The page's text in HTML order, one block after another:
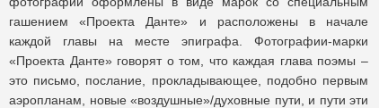
гашением «Проекта Данте» и расположены в начале
каждой главы на месте эпиграфа. Фотографии-марки
«Проекта Данте» говорят о том, что каждая глава поэмы –
это письмо, послание, прокладывающее, подобно первым
аэропланам, новые «воздушные»/духовные пути, и пути эти